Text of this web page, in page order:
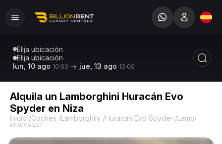
Elija ubicación
Elija ubicación
lun, 10 ago 10:00 jue, 13 ago 10:00
Alquila un Lamborghini Huracán Evo
Spyder en Niza
Inicio /Coches /Lamborghini /Huracan Evo Spyder /Lamborghini
#YXDGAQZ7